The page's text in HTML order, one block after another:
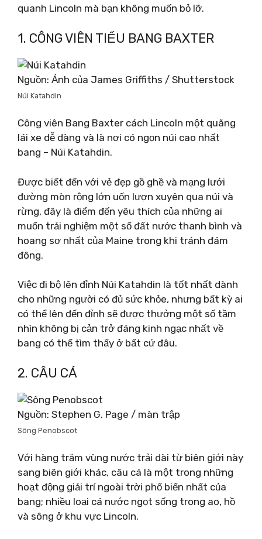
quanh Lincoln mà bạn không muốn bỏ lỡ.
1. CÔNG VIÊN TIỂU BANG BAXTER
Nguồn: Ảnh của James Griffiths / Shutterstock
Núi Katahdin
Công viên Bang Baxter cách Lincoln một quãng
lái xe dễ dàng và là nơi có ngọn núi cao nhất
bang – Núi Katahdin.
Được biết đến với vẻ đẹp gồ ghề và mạng lưới
đường mòn rộng lớn uốn lượn xuyên qua núi và
rừng, đây là điểm đến yêu thích của những ai
muốn trải nghiệm một số đất nước thanh bình và
hoang sơ nhất của Maine trong khi tránh đám
đông.
Việc đi bộ lên đỉnh Núi Katahdin là tốt nhất dành
cho những người có đủ sức khỏe, nhưng bất kỳ ai
có thể lên đến đỉnh sẽ được thưởng một số tầm
nhìn không bị cản trở đáng kinh ngạc nhất về
bang có thể tìm thấy ở bất cứ đâu.
2. CÂU CÁ
Nguồn: Stephen G. Page / màn trập
Sông Penobscot
Với hàng trăm vùng nước trải dài từ biên giới này
sang biên giới khác, câu cá là một trong những
hoạt động giải trí ngoài trời phổ biến nhất của
bang; nhiều loại cá nước ngọt sống trong ao, hồ
và sông ở khu vực Lincoln.